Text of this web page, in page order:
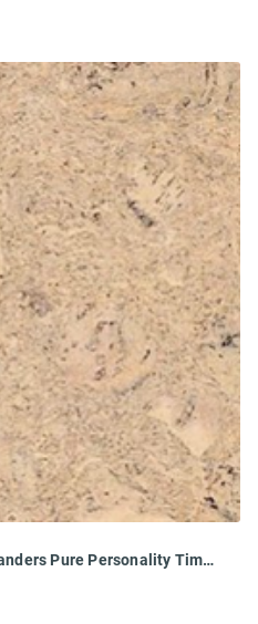
AJ3J002 Пробковый пол Wicanders Pure Personality Timide